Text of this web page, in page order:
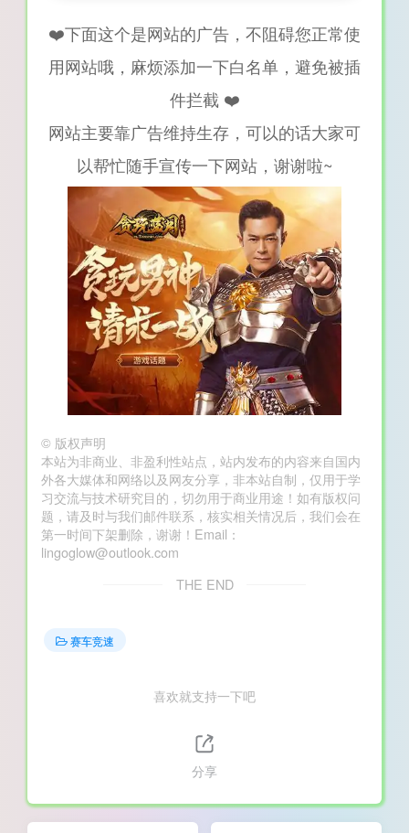
❤️下面这个是网站的广告，不阻碍您正常使
用网站哦，麻烦添加一下白名单，避免被插
件拦截 ❤️
网站主要靠广告维持生存，可以的话大家可
以帮忙随手宣传一下网站，谢谢啦~
© 版权声明
本站为非商业、非盈利性站点，站内发布的内容来自国内
外各大媒体和网络以及网友分享，非本站自制，仅用于学
习交流与技术研究目的，切勿用于商业用途！如有版权问
题，请及时与我们邮件联系，核实相关情况后，我们会在
第一时间下架删除，谢谢！Email：
lingoglow@outlook.com
THE END
赛车竞速
喜欢就支持一下吧
分享